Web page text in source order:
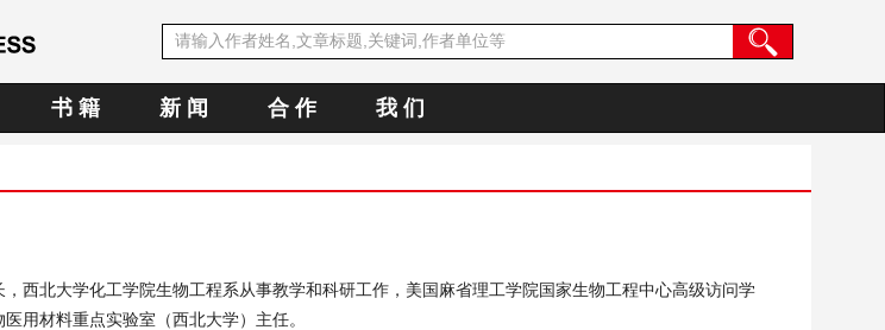
书 籍 新 闻 合 作 我 们
西北大学化工学院生物工程系从事教学和科研工作，美国麻省理工学院国家生物工程中心高级访问学
用材料重点实验室（西北大学）主任。